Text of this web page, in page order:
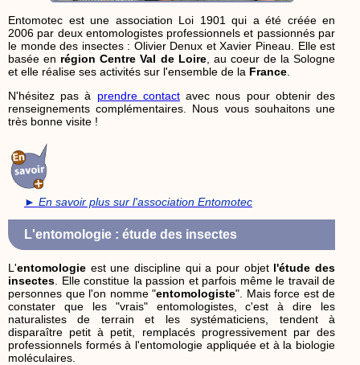
Entomotec est une association Loi 1901 qui a été créée en
2006 par deux entomologistes professionnels et passionnés par
le monde des insectes : Olivier Denux et Xavier Pineau. Elle est
basée en région Centre Val de Loire, au coeur de la Sologne
et elle réalise ses activités sur l'ensemble de la France
N'hésitez pas à prendre contactavec nous pour obtenir des
renseignements complémentaires. Nous vous souhaitons une
très bonne visite !
► En savoir plus sur l'association Entomotec
L'entomologie : étude des insectes
L'entomologie est une discipline qui a pour objet l'étude des
insectes . Elle constitue la passion et parfois même le travail de
personnes que l'on nomme "entomologiste". Mais force est de
constater que les "vrais" entomologistes, c'est à dire les
naturalistes de terrain et les systématiciens, tendent à
disparaître petit à petit, remplacés progressivement par des
professionnels formés à l'entomologie appliquée et à la biologie
moléculaires.